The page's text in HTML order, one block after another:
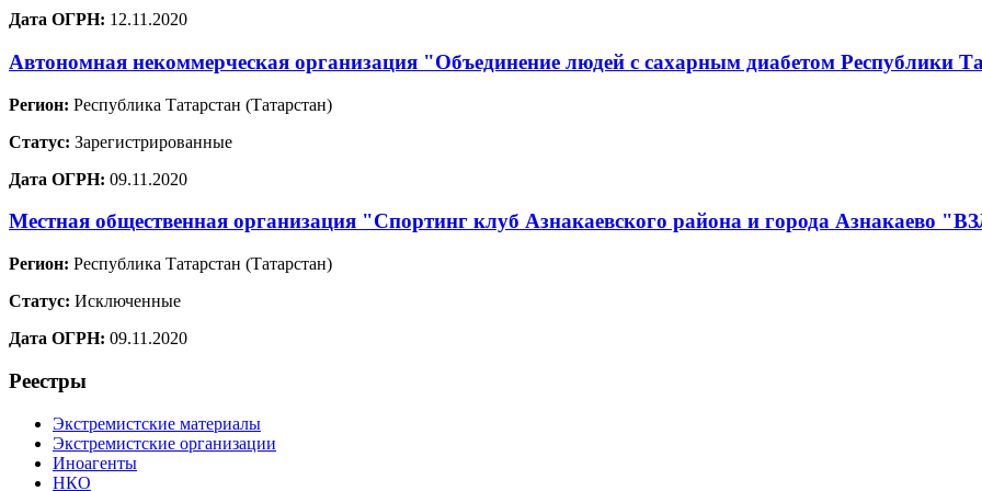
Дата ОГРН: 12.11.2020
Автономная некоммерческая организация "Объединение людей с сахарным диабетом Республики
Регион: Республика Татарстан (Татарстан)
Статус: Зарегистрированные
Дата ОГРН: 09.11.2020
Местная общественная организация "Спортинг клуб Азнакаевского района и города Азнакаево
Регион: Республика Татарстан (Татарстан)
Статус: Исключенные
Дата ОГРН: 09.11.2020
Реестры
Экстремистские материалы
Экстремистские организации
Иноагенты
НКО